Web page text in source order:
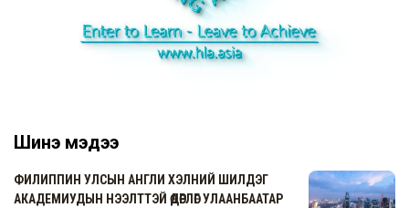
Шинэ мэдээ
ФИЛИППИН УЛСЫН АНГЛИ ХЭЛНИЙ ШИЛДЭГ
АКАДЕМИУДЫН НЭЭЛТТЭЙ ӨДӨРЛӨГ УЛААНБААТАР